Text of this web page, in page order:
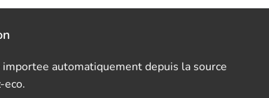
automatiquement depuis la source